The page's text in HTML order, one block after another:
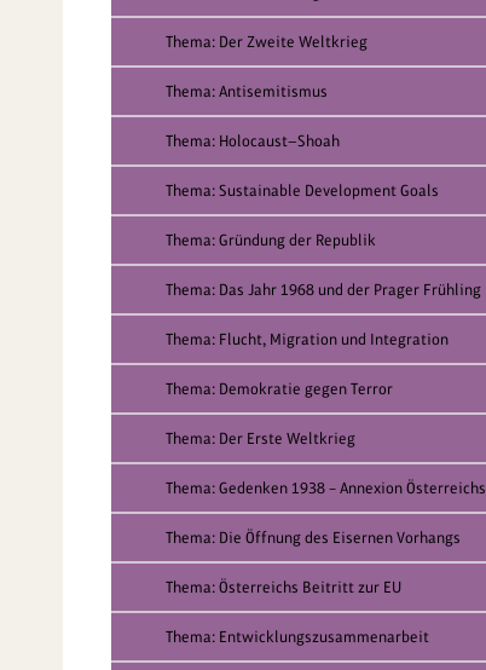
Thema: Der Zweite Weltkrieg
Thema: Antisemitismus
Thema: Holocaust—Shoah
Thema: Sustainable Development Goals
Thema: Gründung der Republik
Thema: Das Jahr 1968 und der Prager Frühling
Thema: Flucht, Migration und Integration
Thema: Demokratie gegen Terror
Thema: Der Erste Weltkrieg
Thema: Gedenken 1938 – Annexion Österreichs
Thema: Die Öffnung des Eisernen Vorhangs
Thema: Österreichs Beitritt zur EU
Thema: Entwicklungszusammenarbeit